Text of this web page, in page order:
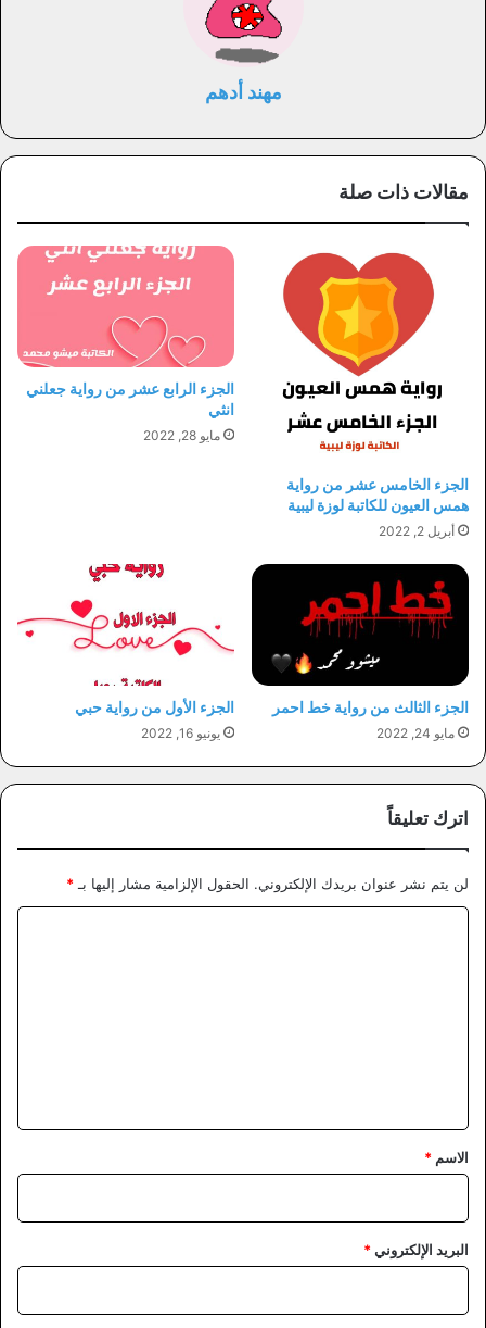
مهند أدهم
مقالات ذات صلة
الجزء الخامس عشر من رواية
همس العيون للكاتبة لوزة ليبية
أبريل 2, 2022
الجزء الرابع عشر من رواية جعلني
انثي
مايو 28, 2022
الجزء الثالث من رواية خط احمر
مايو 24, 2022
الجزء الأول من رواية حبي
يونيو 16, 2022
اترك تعليقاً
لن يتم نشر عنوان بريدك الإلكتروني. الحقول الإلزامية مشار إليها بـ*
*
الاسم *
البريد الإلكتروني*